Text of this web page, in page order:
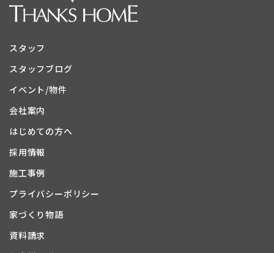
スタッフ
スタッフブログ
イベント/物件
会社案内
はじめての方へ
採用情報
施工事例
プライバシーポリシー
家づくり物語
資料請求